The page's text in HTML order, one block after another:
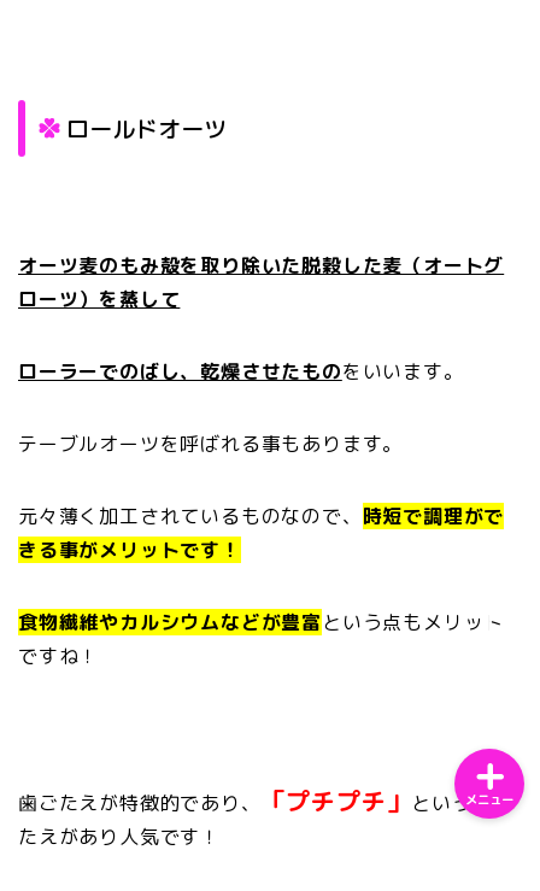
ロールドオーツ
オーツ麦のもみ殻を取り除いた脱穀した麦（オートグ
ローツ）を蒸して
ローラーでのばし、乾燥させたものをいいます。
テーブルオーツを呼ばれる事もあります。
元々薄く加工されているものなので、 時短で調理がで
きる事がメリットです！
食物繊維やカルシウムなどが豊富という点もメリット
ですね！
歯ごたえが特徴的であり、 「プチプチ」 という歯ご
たえがあり人気です！
メニュー
ホーム
プライバシーポリシー